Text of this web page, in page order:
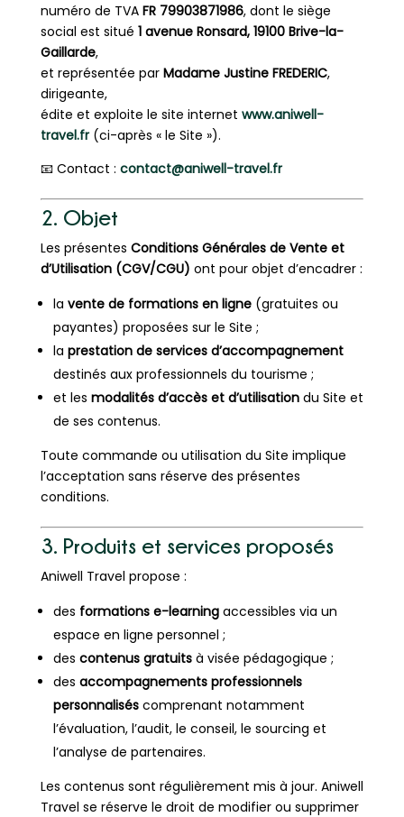
numéro de TVA FR 79903871986, dont le siège
social est situé 1 avenue Ronsard, 19100 Brive-la-
Gaillarde,
et représentée par Madame Justine FREDERIC,
dirigeante,
édite et exploite le site internet www.aniwell-
travel.fr (ci-après « le Site »).
📧 Contact : contact@aniwell-travel.fr
2. Objet
Les présentes Conditions Générales de Vente et
d’Utilisation (CGV/CGU) ont pour objet d’encadrer :
la vente de formations en ligne(gratuites ou
payantes) proposées sur le Site ;
la prestation de services d’accompagnement
destinés aux professionnels du tourisme ;
et les modalités d’accès et d’utilisationdu Site et
de ses contenus.
Toute commande ou utilisation du Site implique
l’acceptation sans réserve des présentes
conditions.
3. Produits et services proposés
Aniwell Travel propose :
des formations e-learningaccessibles via un
espace en ligne personnel ;
des contenus gratuitsà visée pédagogique ;
des accompagnements professionnels
personnaliséscomprenant notamment
l’évaluation, l’audit, le conseil, le sourcing et
l’analyse de partenaires.
Les contenus sont régulièrement mis à jour. Aniwell
Travel se réserve le droit de modifier ou supprimer